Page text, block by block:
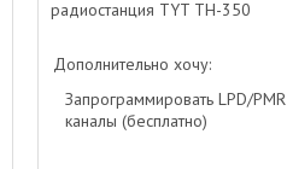
радиостанция TYT TH-350
Дополнительно хочу:
Запрограммировать LPD/PMR
каналы (бесплатно)